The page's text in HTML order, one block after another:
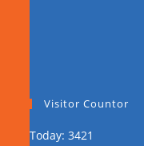
Visitor Countor
Today: 3421